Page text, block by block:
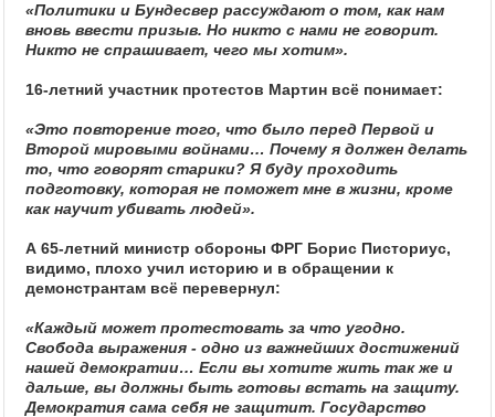
«Политики и Бундесвер рассуждают о том, как нам
вновь ввести призыв. Но никто с нами не говорит.
Никто не спрашивает, чего мы хотим».
16-летний участник протестов Мартин всё понимает:
«Это повторение того, что было перед Первой и
Второй мировыми войнами… Почему я должен делать
то, что говорят старики? Я буду проходить
подготовку, которая не поможет мне в жизни, кроме
как научит убивать людей».
А 65-летний министр обороны ФРГ Борис Писториус,
видимо, плохо учил историю и в обращении к
демонстрантам всё перевернул:
«Каждый может протестовать за что угодно.
Свобода выражения - одно из важнейших достижений
нашей демократии… Если вы хотите жить так же и
дальше, вы должны быть готовы встать на защиту.
Демократия сама себя не защитит. Государство